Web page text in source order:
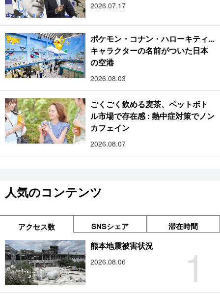
2026.07.17
ポケモン・コナン・ハローキティ...
キャラクターの名前がついた日本
の空港
2026.08.03
ごくごく飲める麦茶、ペットボト
ル市場で存在感 : 熱中症対策でノン
カフェイン
2026.08.07
人気のコンテンツ
アクセス数 SNSシェア 滞在時間
1
熊本地震被害状況
2026.08.06